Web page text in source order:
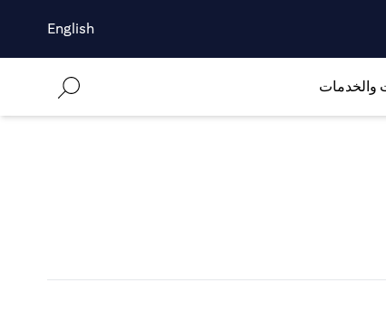
English
والخدمات